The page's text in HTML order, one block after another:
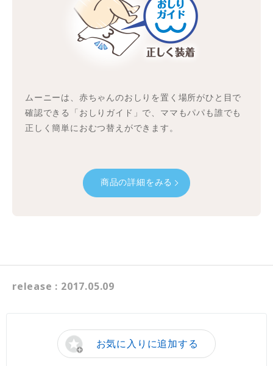
ムーニーは、赤ちゃんのおしりを置く場所がひと目で
確認できる「おしりガイド」で、ママもパパも誰でも
正しく簡単におむつ替えができます。
商品の詳細をみる
release : 2017.05.09
お気に入りに追加する